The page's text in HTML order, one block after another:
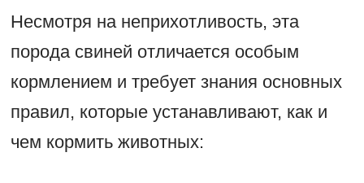
Несмотря на неприхотливость, эта
порода свиней отличается особым
кормлением и требует знания основных
правил, которые устанавливают, как и
чем кормить животных: